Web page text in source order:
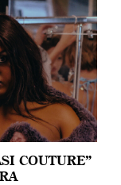
COUTURE”